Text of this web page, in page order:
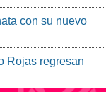
con su nuevo
Rojas regresan